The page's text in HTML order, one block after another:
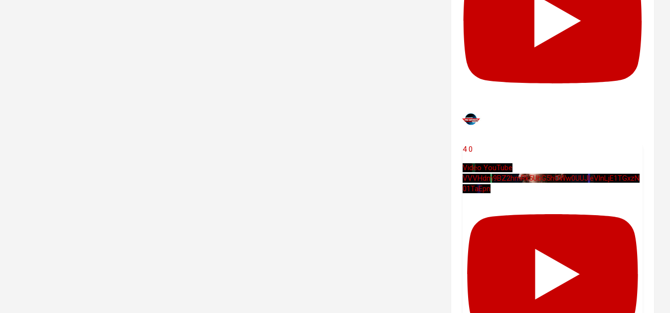
4 0
Vidéo YouTube
VVVHdm9BZ2hmRk5UbG5hOWw0UUJleVlnLjE1TGxzN
01TaEpn